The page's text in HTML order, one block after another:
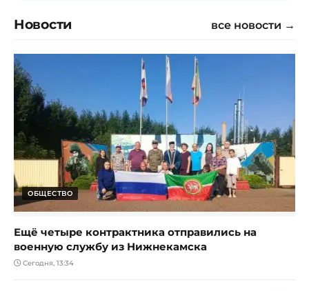
Новости все новости →
ОБЩЕСТВО
Ещё четыре контрактника отправились на
военную службу из Нижнекамска
Сегодня, 13:34